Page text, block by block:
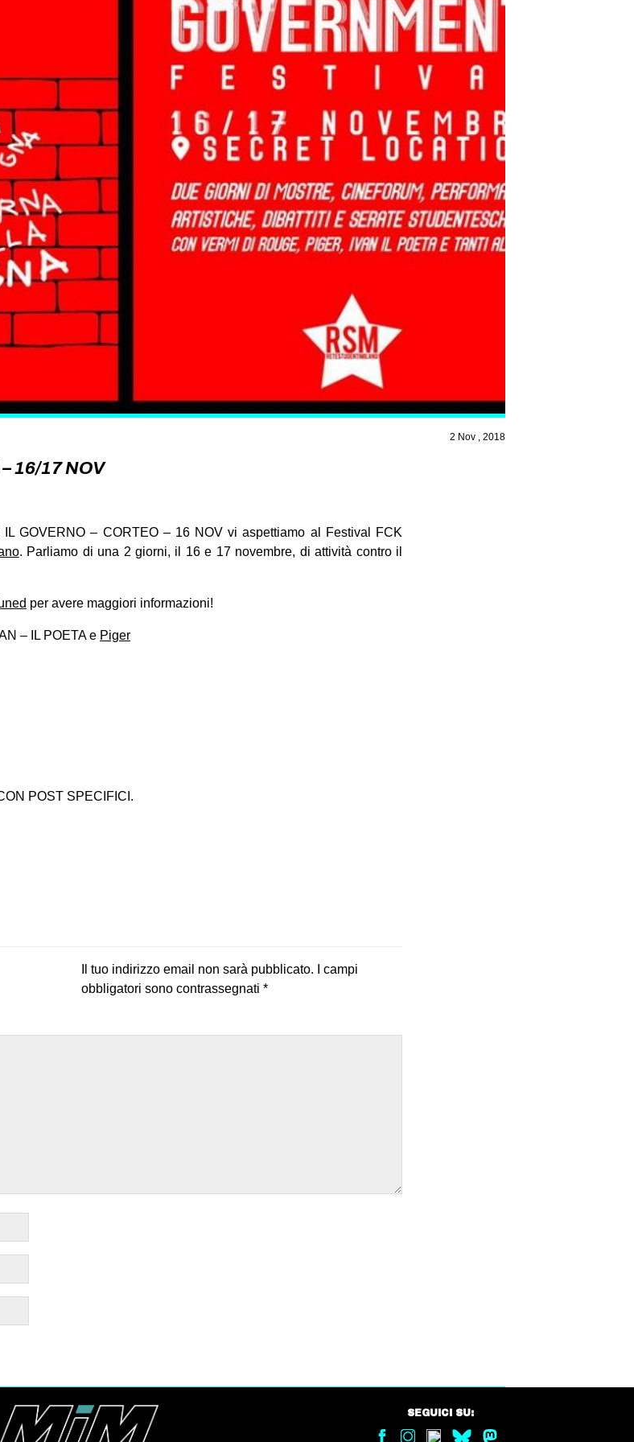
2 Nov , 2018
16/17 NOV
GOVERNO – CORTEO – 16 NOV vi aspettiamo al Festival FCK
. Parliamo di una 2 giorni, il 16 e 17 novembre, di attività contro il
per avere maggiori informazioni!
– IL POETA e Piger
POST SPECIFICI.
Il tuo indirizzo email non sarà pubblicato.
I campi
obbligatori sono contrassegnati *
SEGUICI SU: